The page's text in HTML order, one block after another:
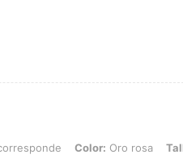
Color: Oro rosa, Talla: Unitalla
Color: Oro rosa